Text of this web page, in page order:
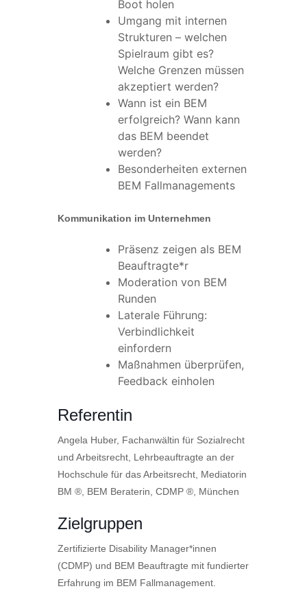
Boot holen
Umgang mit internen
Strukturen – welchen
Spielraum gibt es?
Welche Grenzen müssen
akzeptiert werden?
Wann ist ein BEM
erfolgreich? Wann kann
das BEM beendet
werden?
Besonderheiten externen
BEM Fallmanagements
Kommunikation im Unternehmen
Präsenz zeigen als BEM
Beauftragte*r
Moderation von BEM
Runden
Laterale Führung:
Verbindlichkeit
einfordern
Maßnahmen überprüfen,
Feedback einholen
Referentin
Angela Huber, Fachanwältin für Sozialrecht
und Arbeitsrecht, Lehrbeauftragte an der
Hochschule für das Arbeitsrecht, Mediatorin
BM ®, BEM Beraterin, CDMP ®, München
Zielgruppen
Zertifizierte Disability Manager*innen
(CDMP) und BEM Beauftragte mit fundierter
Erfahrung im BEM Fallmanagement.